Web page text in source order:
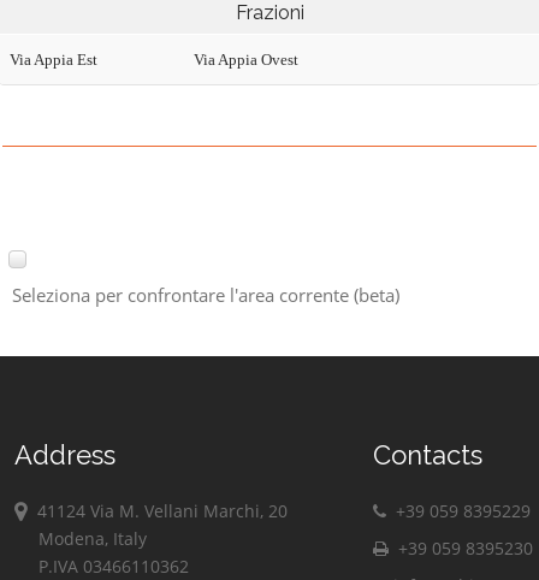
Frazioni
Via Appia Est Via Appia Ovest
Seleziona per confrontare l'area corrente (beta)
Address
41124 Via M. Vellani Marchi, 20
Modena, Italy
P.IVA 03466110362
Contacts
+39 059 8395229
+39 059 8395230